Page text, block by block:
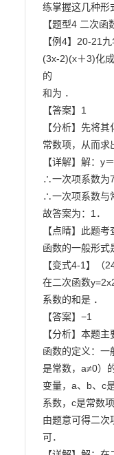
练掌握这几种形
【题型4 二次函
【例4】20-21
(3x-2)(x＋3)化
的
和为 ．
【答案】1
【分析】先将
常数项，从而求
【详解】解：y
∴一次项系数为
∴一次项系数与
故答案为：1．
【点睛】此题
函数的一般形式
【变式4-1】（
在二次函数
系数的和是 ．
【答案】−1
【分析】本题
函数的定义：一
是常数，a≠0）
变量，a、b、c
系数，c是常数项
由题意可得二次
可．